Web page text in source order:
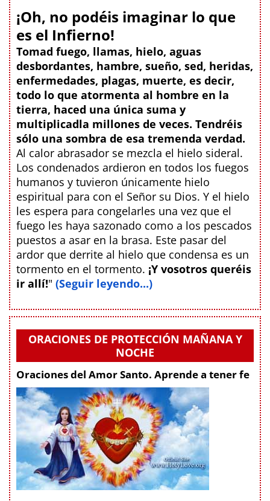
¡Oh, no podéis imaginar lo que
es el Infierno!
Tomad fuego, llamas, hielo, aguas
desbordantes, hambre, sueño, sed, heridas,
enfermedades, plagas, muerte, es decir,
todo lo que atormenta al hombre en la
tierra, haced una única suma y
multiplicadla millones de veces. Tendréis
sólo una sombra de esa tremenda verdad.
Al calor abrasador se mezcla el hielo sideral.
Los condenados ardieron en todos los fuegos
humanos y tuvieron únicamente hielo
espiritual para con el Señor su Dios. Y el hielo
les espera para congelarles una vez que el
fuego les haya sazonado como a los pescados
puestos a asar en la brasa. Este pasar del
ardor que derrite al hielo que condensa es un
tormento en el tormento. ¡Y vosotros queréis
ir allí!" (Seguir leyendo...)
ORACIONES DE PROTECCIÓN MAÑANA Y
NOCHE
Oraciones del Amor Santo. Aprende a tener fe